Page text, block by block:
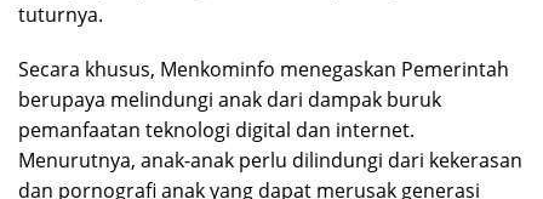
tuturnya.
Secara khusus, Menkominfo menegaskan Pemerintah
berupaya melindungi anak dari dampak buruk
pemanfaatan teknologi digital dan internet.
Menurutnya, anak-anak perlu dilindungi dari kekerasan
dan pornografi anak yang dapat merusak generasi